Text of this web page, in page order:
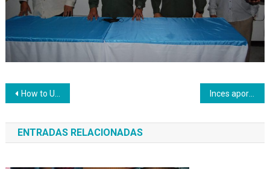
Navegación
de
entradas
How to Use CBD Efficiently Inces aporta herramientas importantes para mejorar el desarrollo de las funciones de sus trabajadores
ENTRADAS RELACIONADAS